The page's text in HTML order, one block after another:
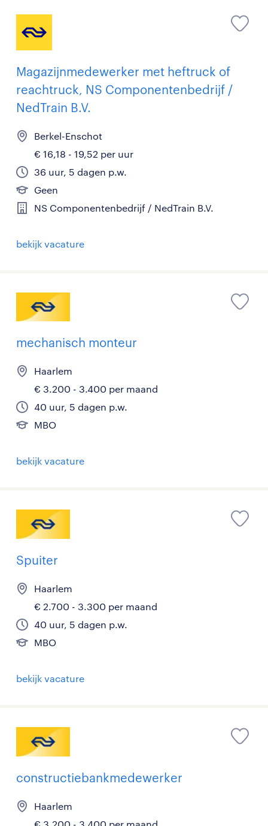
Magazijnmedewerker met heftruck of
reachtruck, NS Componentenbedrijf /
NedTrain B.V.
Berkel-Enschot
€ 16,18 - 19,52 per uur
36 uur, 5 dagen p.w.
Geen
NS Componentenbedrijf / NedTrain B.V.
bekijk vacature
mechanisch monteur
Haarlem
€ 3.200 - 3.400 per maand
40 uur, 5 dagen p.w.
MBO
bekijk vacature
Spuiter
Haarlem
€ 2.700 - 3.300 per maand
40 uur, 5 dagen p.w.
MBO
bekijk vacature
constructiebankmedewerker
Haarlem
€ 3.200 - 3.400 per maand